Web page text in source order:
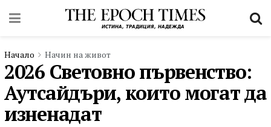
Начало Начин на живот
2026 Световно първенство:
Аутсайдъри, които могат да
изненадат